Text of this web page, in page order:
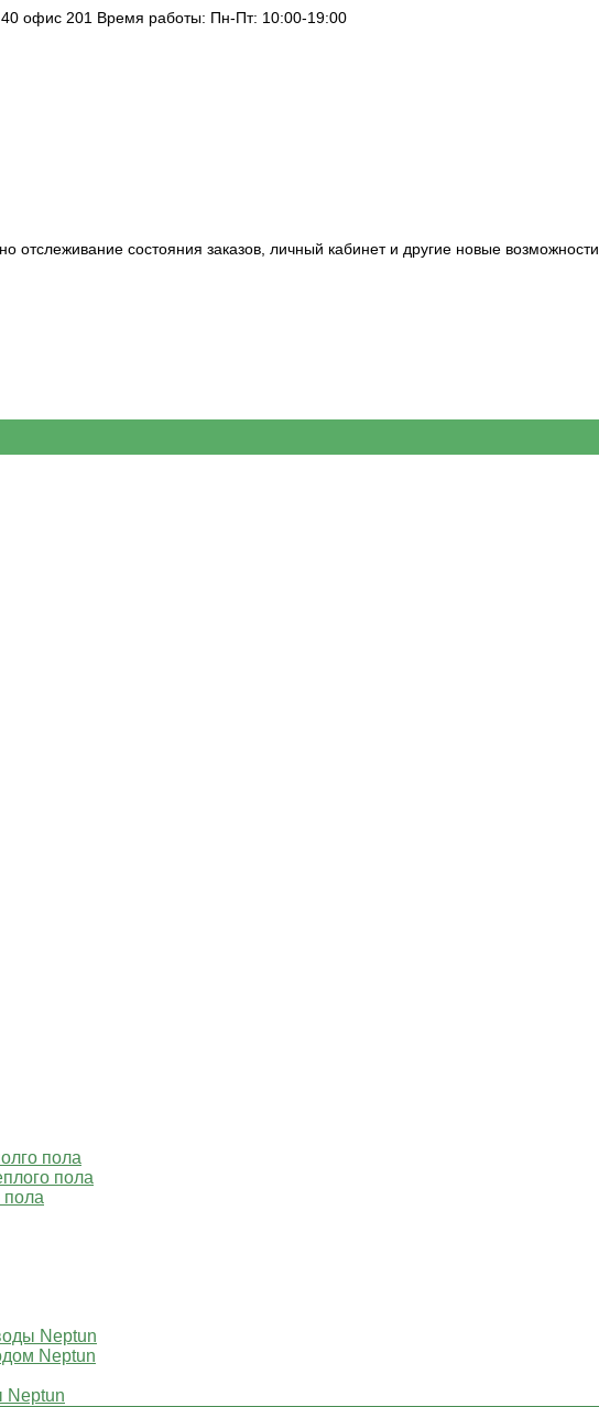
40 офис 201 Время работы: Пн-Пт: 10:00-19:00
отслеживание состояния заказов, личный кабинет и другие новые возможности
пола
пола
пола
Neptun
Neptun
Neptun